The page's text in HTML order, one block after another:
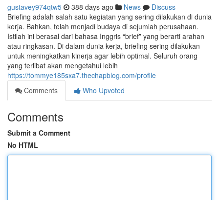
gustavey974qtw5 388 days ago News
Discuss
Briefing adalah salah satu kegiatan yang sering dilakukan di dunia
kerja. Bahkan, telah menjadi budaya di sejumlah perusahaan.
Istilah ini berasal dari bahasa Inggris “brief” yang berarti arahan
atau ringkasan. Di dalam dunia kerja, briefing sering dilakukan
untuk meningkatkan kinerja agar lebih optimal. Seluruh orang
yang terlibat akan mengetahui lebih
https://tommye185sxa7.thechapblog.com/profile
Comments
Who Upvoted
Comments
Submit a Comment
No HTML